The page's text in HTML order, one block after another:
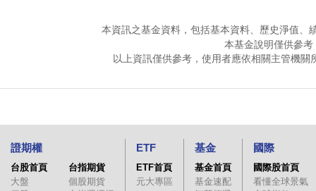
本資訊之基金資料，包括基本資料、歷史淨值、
本基金說明僅供參
以上資訊僅供參考，使用者應依相關主管機
證期權
台股首頁
大盤
台指期貨
個股期貨
ETF
ETF首頁
元大專區
基金
基金首頁
基金速配
國際
國際股首頁
看懂全球景氣